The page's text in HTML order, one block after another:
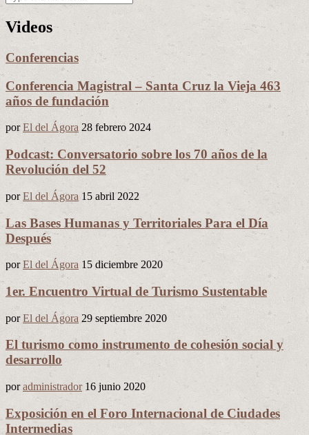
Videos
Conferencias
Conferencia Magistral – Santa Cruz la Vieja 463
años de fundación
porEl del Ágora 28 febrero 2024
Podcast: Conversatorio sobre los 70 años de la
Revolución del 52
porEl del Ágora 15 abril 2022
Las Bases Humanas y Territoriales Para el Día
Después
porEl del Ágora 15 diciembre 2020
1er. Encuentro Virtual de Turismo Sustentable
porEl del Ágora 29 septiembre 2020
El turismo como instrumento de cohesión social y
desarrollo
poradministrador 16 junio 2020
Exposición en el Foro Internacional de Ciudades
Intermedias